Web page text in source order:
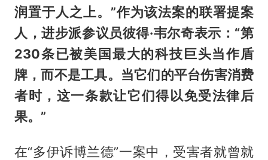
润置于人之上。”作为该法案的联署提案
人，进步派参议员彼得·韦尔奇表示：“第
230条已被美国最大的科技巨头当作盾
牌，而不是工具。当它们的平台伤害消费
者时，这一条款让它们得以免受法律后
果。”
在“多伊诉博兰德”一案中，受害者就曾就